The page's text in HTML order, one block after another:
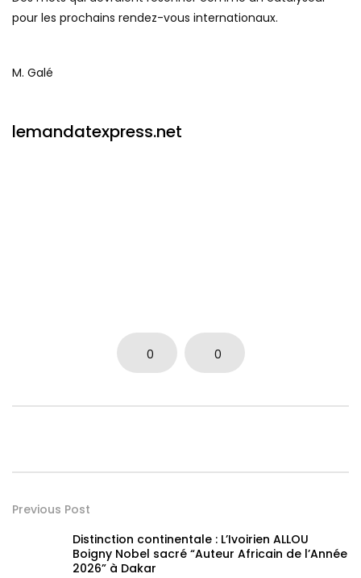
pour les prochains rendez-vous internationaux.
M. Galé
lemandatexpress.net
0 0
Previous Post
Distinction continentale : L’Ivoirien ALLOU
Boigny Nobel sacré “Auteur Africain de l’Année
2026” à Dakar